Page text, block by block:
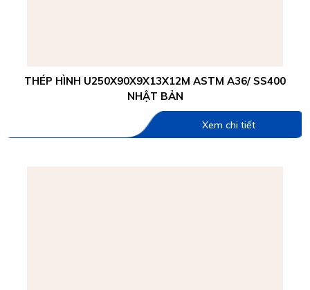
THÉP HÌNH U250X90X9X13X12M ASTM A36/ SS400
NHẬT BẢN
Xem chi tiết